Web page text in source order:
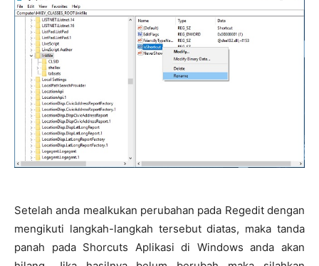
Setelah anda mealkukan perubahan pada Regedit dengan
mengikuti langkah-langkah tersebut diatas, maka tanda
panah pada Shorcuts Aplikasi di Windows anda akan